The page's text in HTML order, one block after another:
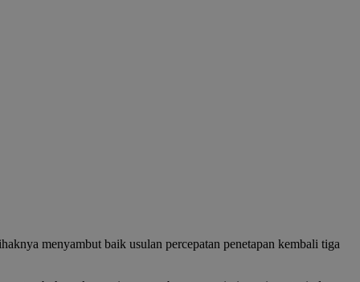
menyambut baik usulan percepatan penetapan kembali tiga